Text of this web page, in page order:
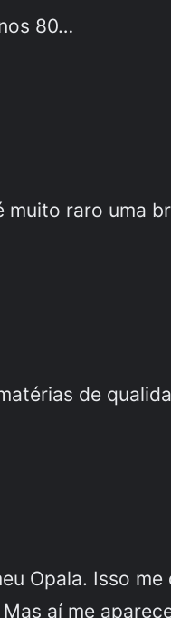
80…
raro uma
de
Opala. Isso
aí me